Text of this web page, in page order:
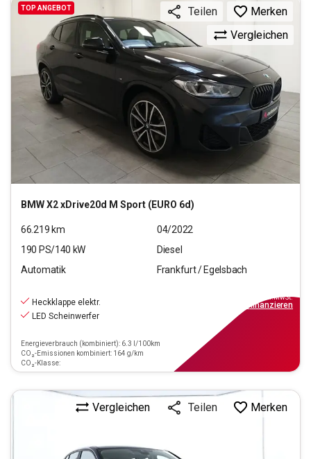
TOP ANGEBOT
BMWX2 xDrive20d M Sport (EURO 6d)
Vergleichen
Teilen Merken
66.219 km
04/2022
190 PS/140 kW
Diesel
Automatik
Frankfurt / Egelsbach
Heckklappe elektr.
LED Scheinwerfer
Energieverbrauch (kombiniert): 6.3 l/100km
CO₂-Emissionen kombiniert: 164 g/km
CO₂-Klasse:
inkl.MwSt.
finanzieren
Vergleichen Teilen Merken